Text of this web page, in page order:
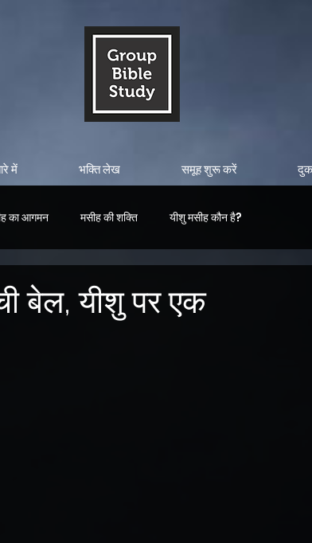
में भक्ति लेख समूह शुरू करें
का आगमन मसीह की शक्ति यीशु मसीह कौन है?
बेल, यीशु पर एक